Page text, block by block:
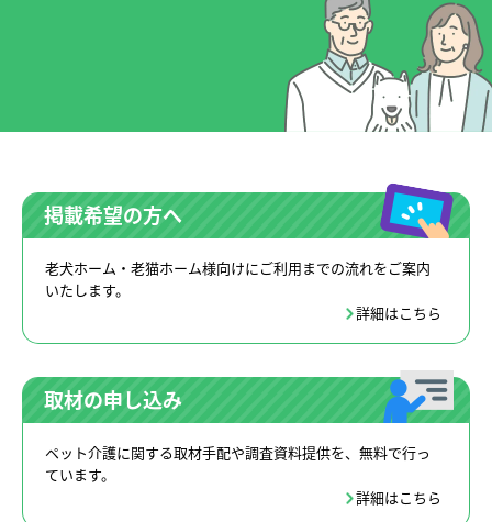
掲載希望の方へ
老犬ホーム・老猫ホーム様向けにご利用までの流れをご案内
いたします。
詳細はこちら
取材の申し込み
ペット介護に関する取材手配や調査資料提供を、無料で行っ
ています。
詳細はこちら